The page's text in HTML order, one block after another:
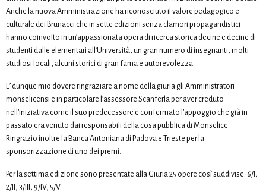
Anche la nuova Amministrazione ha riconosciuto il valore pedagogico e
culturale dei Brunacci che in sette edizioni senza clamori propagandistici
hanno coinvolto in un’appassionata opera di ricerca storica decine e decine di
studenti dalle elementari all’Università, un gran numero di insegnanti, molti
studiosi locali, alcuni storici di gran fama e autorevolezza.
E’ dunque mio dovere ringraziare a nome della giuria gli Amministratori
monselicensi e in particolare l’assessore Scanferla per aver creduto
nell’iniziativa come il suo predecessore e confermato l’appoggio che già in
passato era venuto dai responsabili della cosa pubblica di Monselice.
Ringrazio inoltre la Banca Antoniana di Padova e Trieste per la
sponsorizzazione di uno dei premi.
Per la settima edizione sono presentate alla Giuria 25 opere così suddivise: 6/I,
2/II, 3/III, 9/IV, 5/V.